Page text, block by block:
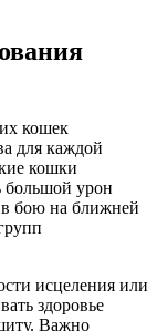
кошек
для каждой
кошки
большой урон
в бою на ближней
исцеления или
здоровье
Важно